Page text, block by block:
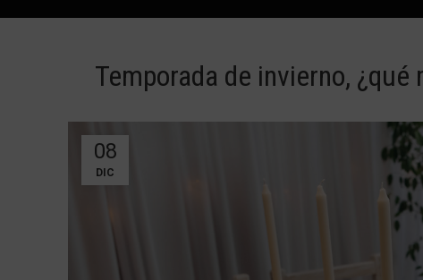
Temporada de invierno,
08
DIC